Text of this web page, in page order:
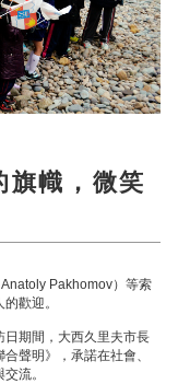
旗幟，微笑
Pakhomov）等索
歡迎。
期間，大西久里夫市長
聲明》，承諾在社會、
流。